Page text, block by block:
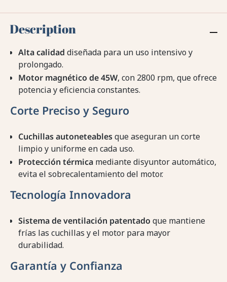
Description
Alta calidad diseñada para un uso intensivo y
prolongado.
Motor magnético de 45W, con 2800 rpm, que ofrece
potencia y eficiencia constantes.
Corte Preciso y Seguro
Cuchillas autoneteablesque aseguran un corte
limpio y uniforme en cada uso.
Protección térmica mediante disyuntor automático,
evita el sobrecalentamiento del motor.
Tecnología Innovadora
Sistema de ventilación patentado que mantiene
frías las cuchillas y el motor para mayor
durabilidad.
Garantía y Confianza